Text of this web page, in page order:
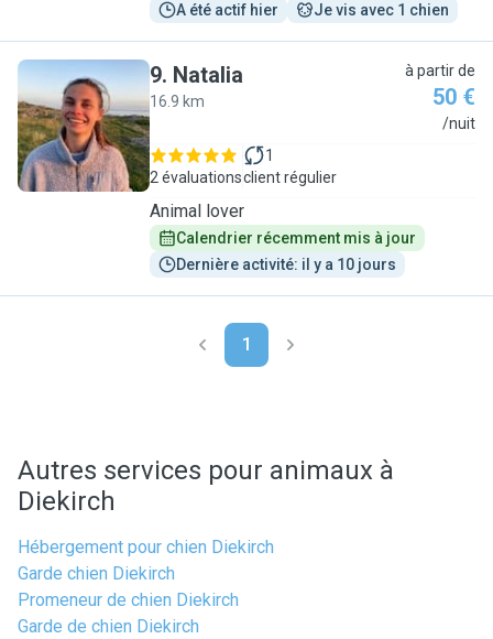
A été actif hier Je vis avec 1 chien
N
9. Natalia
16.9 km
à partir de
50 €
/nuit
2 évaluations
1
client régulier
Animal lover
Calendrier récemment mis à jour
Dernière activité: il y a 10 jours
1
Autres services pour animaux à
Diekirch
Hébergement pour chien Diekirch
Garde chien Diekirch
Promeneur de chien Diekirch
Garde de chien Diekirch